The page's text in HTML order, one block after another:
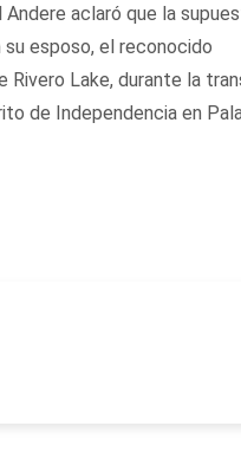
Andere aclaró que la
esposo, el reconocido
Rivero Lake, durante la
de Independencia en